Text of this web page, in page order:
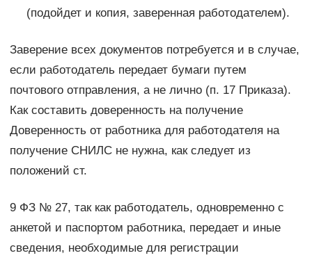
(подойдет и копия, заверенная работодателем).
Заверение всех документов потребуется и в случае,
если работодатель передает бумаги путем
почтового отправления, а не лично (п. 17 Приказа).
Как составить доверенность на получение
Доверенность от работника для работодателя на
получение СНИЛС не нужна, как следует из
положений ст.
9 ФЗ № 27, так как работодатель, одновременно с
анкетой и паспортом работника, передает и иные
сведения, необходимые для регистрации